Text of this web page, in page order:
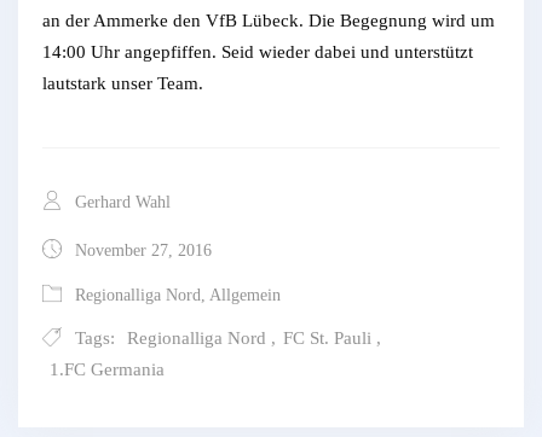
an der Ammerke den VfB Lübeck. Die Begegnung wird um
14:00 Uhr angepfiffen. Seid wieder dabei und unterstützt
lautstark unser Team.
Gerhard Wahl
November 27, 2016
Regionalliga Nord Allgemein
Tags: Regionalliga Nord , FC St. Pauli ,
1.FC Germania